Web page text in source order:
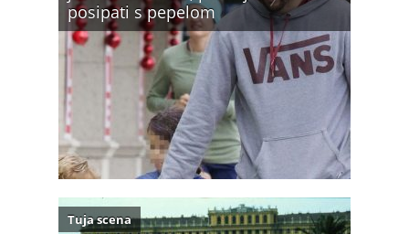
posipati s pepelom
Tuja scena